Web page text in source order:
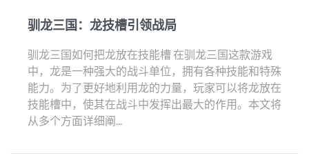
驯龙三国：龙技槽引领战局
驯龙三国如何把龙放在技能槽 在驯龙三国这款游戏
中，龙是一种强大的战斗单位，拥有各种技能和特殊
能力。为了更好地利用龙的力量，玩家可以将龙放在
技能槽中，使其在战斗中发挥出最大的作用。本文将
从多个方面详细阐...